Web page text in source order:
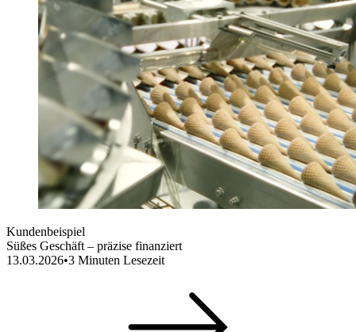
Kundenbeispiel
Süßes Geschäft – präzise finanziert
13.03.2026•3 Minuten Lesezeit